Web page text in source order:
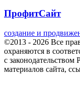
ПрофитСайт
создание и
©2013 - 2026 Все
охраняются в
с
материалов сайта,